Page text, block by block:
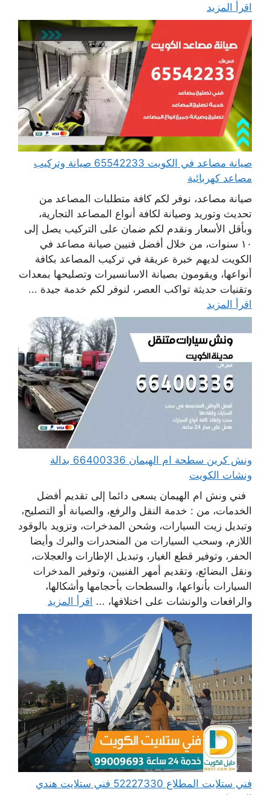
اقرأ المزيد
صيانة مصاعد في الكويت 65542233 صيانة وتركيب
مصاعد كهربائية
صيانة مصاعد، نوفر لكم كافة متطلبات المصاعد من
تحديث وتوريد وصيانة لكافة أنواع المصاعد التجارية،
وبأقل الأسعار ونقدم لكم ضمان على التركيب يصل إلى
١٠ سنوات، من خلال أفضل فنيين صيانة مصاعد في
الكويت لديهم خبرة عريقة في تركيب المصاعد بكافة
أنواعها، ويقومون بصيانة الاسانسيرات وتصليحها بمعدات
وتقنيات حديثة تواكب العصر، لنوفر لكم خدمة جيدة ...
اقرأ المزيد
ونش كرين سطحة ام الهيمان 66400336 بدالة
ونشات الكويت
فني ونش ام الهيمان يسعى دائما إلى تقديم أفضل
الخدمات، من : خدمة النقل والرفع، والصيانة أو التصليح،
وتبديل زيت السيارات، وشحن المدخرات، وتزويد بالوقود
اللازم، وسحب السيارات من المنحدرات والبرك وأيضا
الحفر، وتوفير قطع الغيار، وتبديل الإطارات والعجلات،
ونقل البضائع، وتقديم أمهر الفنيين، وتوفير المدخرات
السيارات بأنواعها، والسطحات بأحجامها وأشكالها،
والرافعات والونشات على اختلافها، ... اقرأ المزيد
فني ستلايت المطلاع 52227330 فني ستلايت هندي